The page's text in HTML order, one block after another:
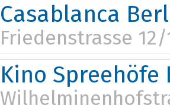
Casablanca
Friedenstrasse 12/
Kino Spreehöfe